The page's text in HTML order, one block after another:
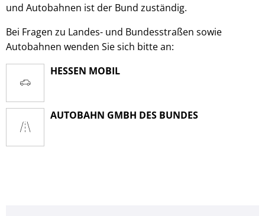
und Autobahnen ist der Bund zuständig.
Bei Fragen zu Landes- und Bundesstraßen sowie
Autobahnen wenden Sie sich bitte an:
HESSEN MOBIL
AUTOBAHN GMBH DES BUNDES